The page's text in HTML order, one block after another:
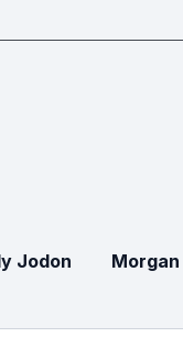
Jodon Morgan